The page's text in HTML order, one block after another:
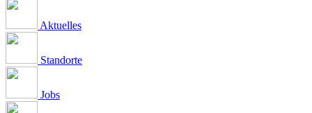
Aktuelles
Standorte
Jobs